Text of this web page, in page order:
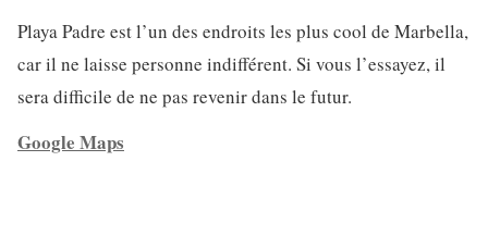
Playa Padre est l’un des endroits les plus cool de Marbella,
car il ne laisse personne indifférent. Si vous l’essayez, il
sera difficile de ne pas revenir dans le futur.
Google Maps